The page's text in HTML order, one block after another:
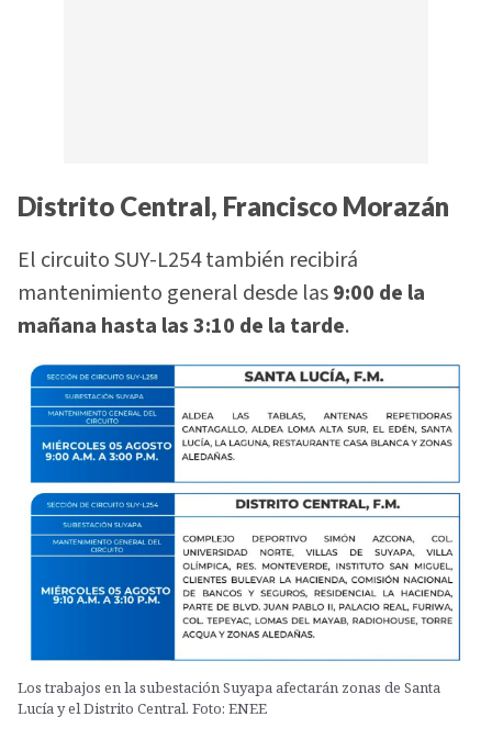
Distrito Central, Francisco Morazán
El circuito SUY-L254 también recibirá
mantenimiento general desde las9:00 de la
mañana hasta las 3:10 de la tarde.
Los trabajos en la subestación Suyapa afectarán zonas de Santa
Lucía y el Distrito Central. Foto: ENEE